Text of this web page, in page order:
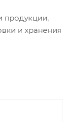
продукции,
и хранения